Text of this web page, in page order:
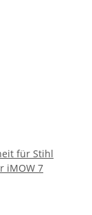
für Stihl
iMOW 7